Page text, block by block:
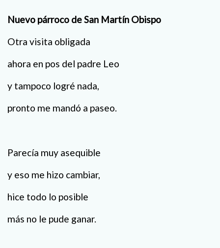
Nuevo párroco de San Martín Obispo
Otra visita obligada
ahora en pos del padre Leo
y tampoco logré nada,
pronto me mandó a paseo.
Parecía muy asequible
y eso me hizo cambiar,
hice todo lo posible
más no le pude ganar.